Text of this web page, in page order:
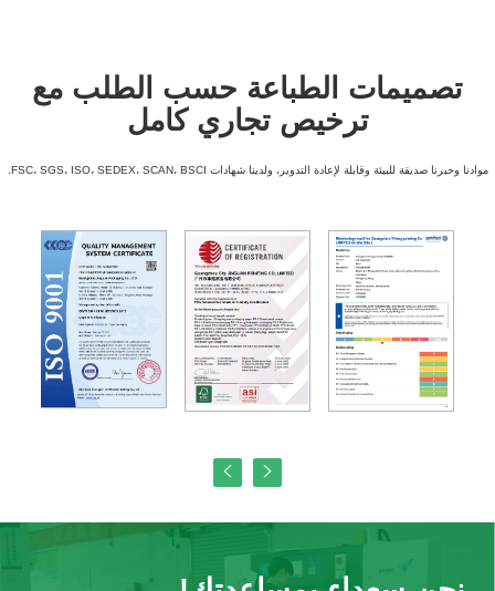
تصميمات الطباعة حسب الطلب مع
ترخيص تجاري كامل
موادنا وحبرنا صديقة للبيئة وقابلة لإعادة التدوير، ولدينا شهادات FSC، SGS، ISO، SEDEX، SCAN، BSCI.